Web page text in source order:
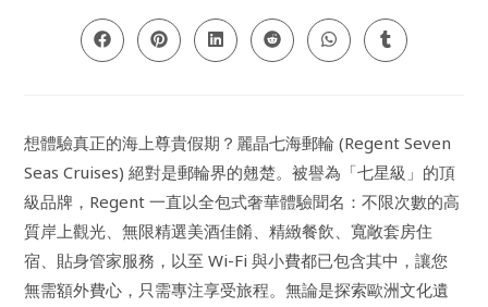
CONTENT
Opens
in
Opens
in
Opens
in
Opens
in
Opens
in
Opens
in
想體驗真正的海上尊貴假期？麗晶七海郵輪 (Regent Seven
Seas Cruises) 絕對是郵輪界的翹楚。被譽為「七星級」的頂
級品牌，Regent 一直以全包式奢華體驗聞名：不限次數的高
質岸上觀光、無限精選美酒佳餚、精緻餐飲、寬敞套房住
宿、貼身管家服務，以至 Wi-Fi 與小費都已包含其中，讓您
無需額外費心，只需專注享受旅程。無論是探索歐洲文化遺